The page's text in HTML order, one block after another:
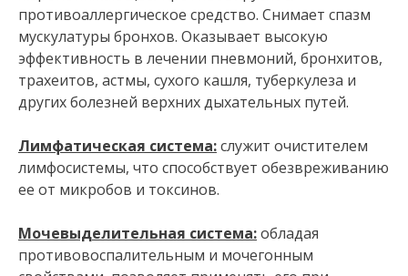
противоаллергическое средство. Снимает спазм
мускулатуры бронхов. Оказывает высокую
эффективность в лечении пневмоний, бронхитов,
трахеитов, астмы, сухого кашля, туберкулеза и
других болезней верхних дыхательных путей.
Лимфатическая система:служит очистителем
лимфосистемы, что способствует обезвреживанию
ее от микробов и токсинов.
Мочевыделительная система:обладая
противовоспалительным и мочегонным